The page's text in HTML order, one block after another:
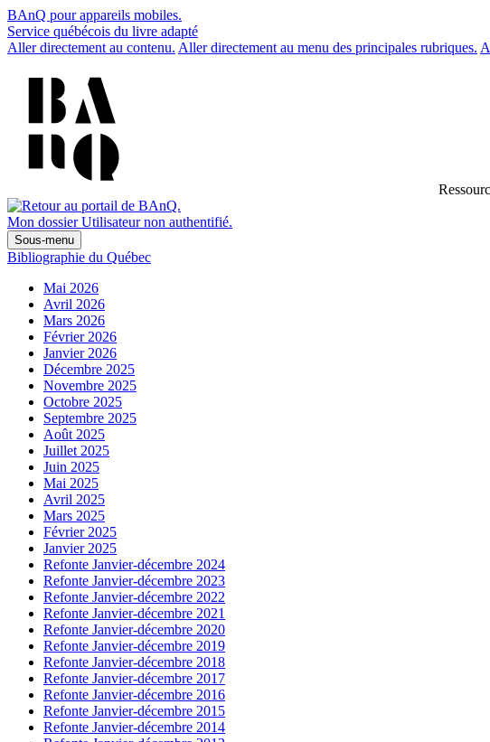
BAnQ pour appareils mobiles.
Service québécois du livre adapté
Aller directement au contenu. Aller directement au menu des principales rubriques.
Mon dossier Utilisateur non authentifié.
Sous-menu
Bibliographie du Québec
Mai 2026
Avril 2026
Mars 2026
Février 2026
Janvier 2026
Décembre 2025
Novembre 2025
Octobre 2025
Septembre 2025
Août 2025
Juillet 2025
Juin 2025
Mai 2025
Avril 2025
Mars 2025
Février 2025
Janvier 2025
Refonte Janvier-décembre 2024
Refonte Janvier-décembre 2023
Refonte Janvier-décembre 2022
Refonte Janvier-décembre 2021
Refonte Janvier-décembre 2020
Refonte Janvier-décembre 2019
Refonte Janvier-décembre 2018
Refonte Janvier-décembre 2017
Refonte Janvier-décembre 2016
Refonte Janvier-décembre 2015
Refonte Janvier-décembre 2014